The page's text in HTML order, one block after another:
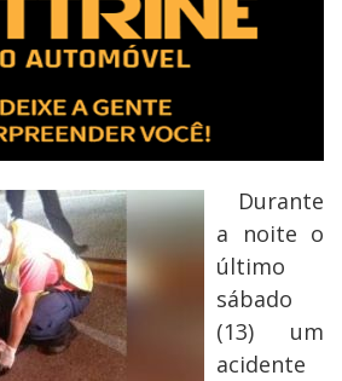
Durante
a noite o
último
sábado
(13) um
acidente